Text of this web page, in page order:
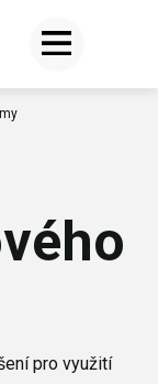
pro využití